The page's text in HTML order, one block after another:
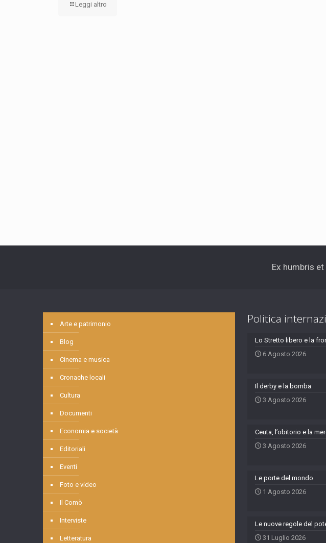
Leggi altro
Ex humbris
Arte e patrimonio
Blog
Cinema e musica
Cronache locali
Cultura
Documenti
Economia e società
Editoriali
Eventi
Foto e video
Il Comò
Interviste
Letteratura
Politica
Lo Stretto libero e la
6 Agosto 2026
Il derby e la bomba
3 Agosto 2026
Ceuta, l’obitorio e la
3 Agosto 2026
Le porte del mondo
1 Agosto 2026
Le nuove regole del
31 Luglio 2026